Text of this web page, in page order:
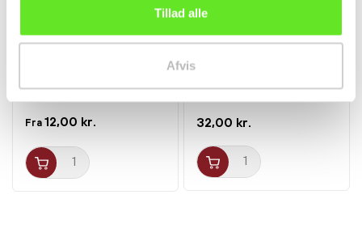
Tillad alle
Afvis
Nissin
Fra12,00 kr.
Shun
32,00 kr.